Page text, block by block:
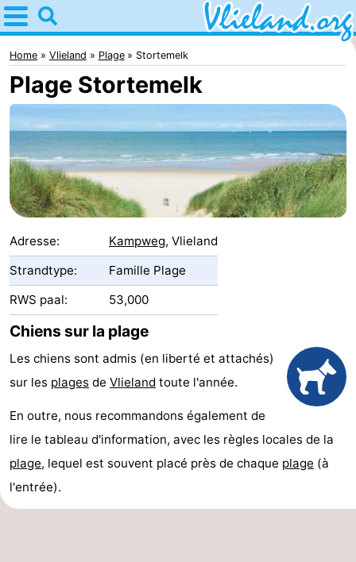
Home
Vlieland
Astuces
Avec
les
enfants
Nature
Passer
nuit
-
Vlieduyn
Campings
Hôtels
Last
minutes
Plages
Voir
et
Lieux
Home Vlieland Plage Stortemelk
Plage Stortemelk
Adresse: Kampweg, Vlieland
Strandtype:
Famille Plage
RWS paal:
53,000
Chiens sur la plage
Les chiens sont admis (en liberté et attachés)
sur les plages de Vlieland toute l'année.
En outre, nous recommandons également de
lire le tableau d'information, avec les règles locales de la
plage, lequel est souvent placé près de chaque plage (à
l'entrée).